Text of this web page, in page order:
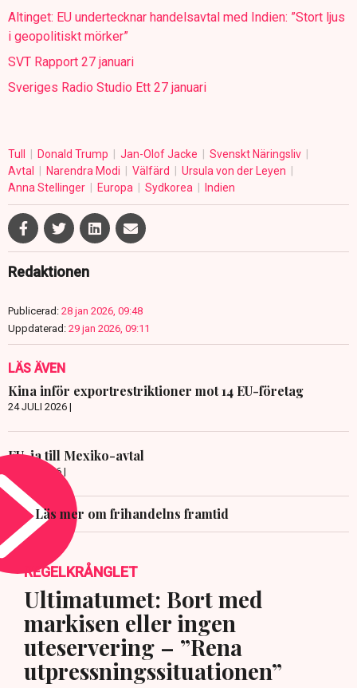
Altinget: EU undertecknar handelsavtal med Indien: ”Stort ljus
i geopolitiskt mörker”
SVT Rapport 27 januari
Sveriges Radio Studio Ett 27 januari
Tull Donald Trump Jan-Olof Jacke
Svenskt Näringsliv
Avtal
Narendra Modi Välfärd
Ursula von der Leyen
Anna Stellinger
Europa Sydkorea Indien
Redaktionen
Publicerad: 28 jan 2026, 09:48
Uppdaterad: 29 jan 2026, 09:11
LÄS ÄVEN
Kina inför exportrestriktioner mot 14 EU-företag
24 JULI 2026 |
EU-ja till Mexiko-avtal
8 JULI 2026 |
Läs mer om frihandelns framtid
REGELKRÅNGLET
Ultimatumet: Bort med
markisen eller ingen
uteservering – ”Rena
utpressningssituationen”